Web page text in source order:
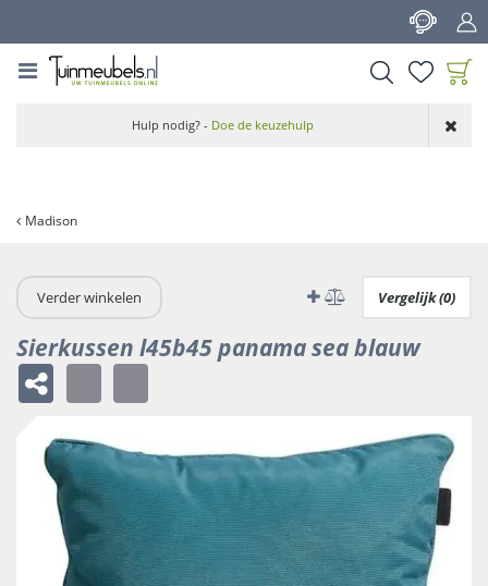
Madison
aan wensenlijst
Hulp nodig? - Doe de keuzehulp
Verder winkelen Vergelijk (0)
Sierkussen l45b45 panama sea blauw